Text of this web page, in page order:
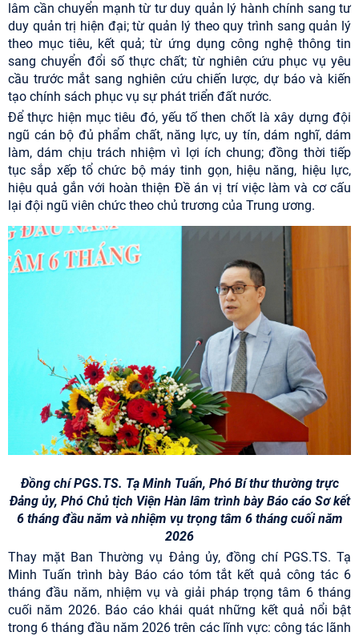
lâm cần chuyển mạnh từ tư duy quản lý hành chính sang tư
duy quản trị hiện đại; từ quản lý theo quy trình sang quản lý
theo mục tiêu, kết quả; từ ứng dụng công nghệ thông tin
sang chuyển đổi số thực chất; từ nghiên cứu phục vụ yêu
cầu trước mắt sang nghiên cứu chiến lược, dự báo và kiến
tạo chính sách phục vụ sự phát triển đất nước.
Để thực hiện mục tiêu đó, yếu tố then chốt là xây dựng đội
ngũ cán bộ đủ phẩm chất, năng lực, uy tín, dám nghĩ, dám
làm, dám chịu trách nhiệm vì lợi ích chung; đồng thời tiếp
tục sắp xếp tổ chức bộ máy tinh gọn, hiệu năng, hiệu lực,
hiệu quả gắn với hoàn thiện Đề án vị trí việc làm và cơ cấu
lại đội ngũ viên chức theo chủ trương của Trung ương.
Đồng chí PGS.TS. Tạ Minh Tuấn, Phó Bí thư thường trực
Đảng ủy, Phó Chủ tịch Viện Hàn lâm trình bày Báo cáo Sơ kết
6 tháng đầu năm và nhiệm vụ trọng tâm 6 tháng cuối năm
2026
Thay mặt Ban Thường vụ Đảng ủy, đồng chí PGS.TS. Tạ
Minh Tuấn trình bày Báo cáo tóm tắt kết quả công tác 6
tháng đầu năm, nhiệm vụ và giải pháp trọng tâm 6 tháng
cuối năm 2026. Báo cáo khái quát những kết quả nổi bật
trong 6 tháng đầu năm 2026 trên các lĩnh vực: công tác lãnh